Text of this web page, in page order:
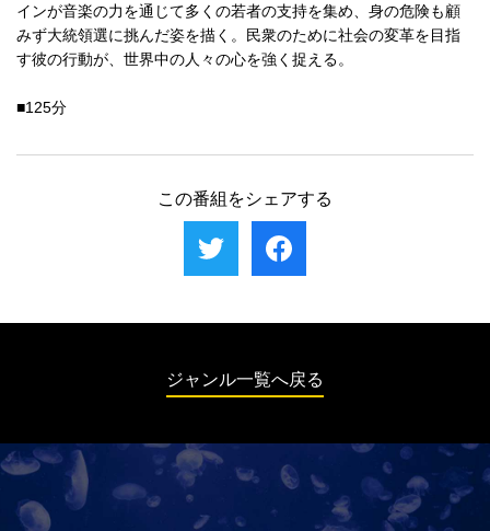
インが音楽の力を通じて多くの若者の支持を集め、身の危険も顧
みず大統領選に挑んだ姿を描く。民衆のために社会の変革を目指
す彼の行動が、世界中の人々の心を強く捉える。
■125分
この番組をシェアする
ジャンル一覧へ戻る